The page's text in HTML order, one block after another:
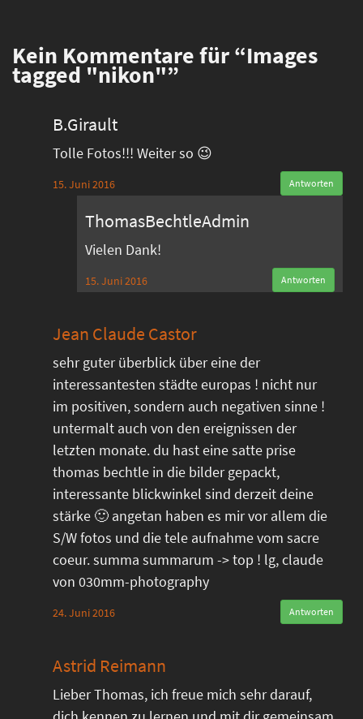
Kein Kommentare für “Images
tagged "nikon"”
B.Girault
Tolle Fotos!!! Weiter so 😉
15. Juni 2016 Antworten
ThomasBechtleAdmin
Vielen Dank!
15. Juni 2016 Antworten
Jean Claude Castor
sehr guter überblick über eine der
interessantesten städte europas ! nicht nur
im positiven, sondern auch negativen sinne !
untermalt auch von den ereignissen der
letzten monate. du hast eine satte prise
thomas bechtle in die bilder gepackt,
interessante blickwinkel sind derzeit deine
stärke 🙂 angetan haben es mir vor allem die
S/W fotos und die tele aufnahme vom sacre
coeur. summa summarum -> top ! lg, claude
von 030mm-photography
24. Juni 2016 Antworten
Astrid Reimann
Lieber Thomas, ich freue mich sehr darauf,